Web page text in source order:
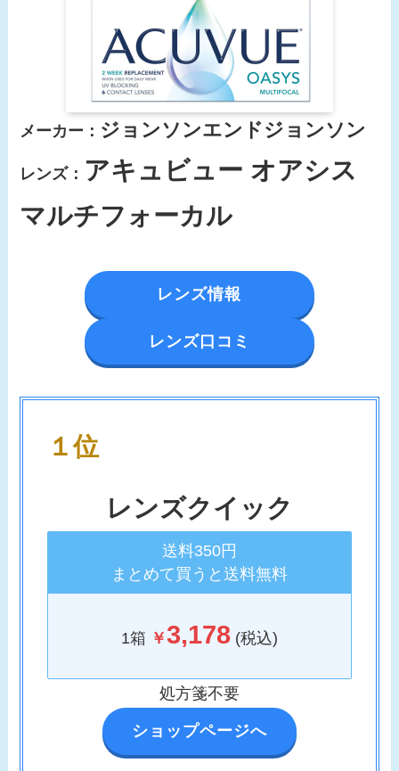
メーカー： ジョンソンエンドジョンソン
レンズ： アキュビュー オアシス
マルチフォーカル
レンズ情報
レンズ口コミ
１位
レンズクイック
送料350円
まとめて買うと送料無料
1箱 ￥3,178(税込)
処方箋不要
ショップページへ